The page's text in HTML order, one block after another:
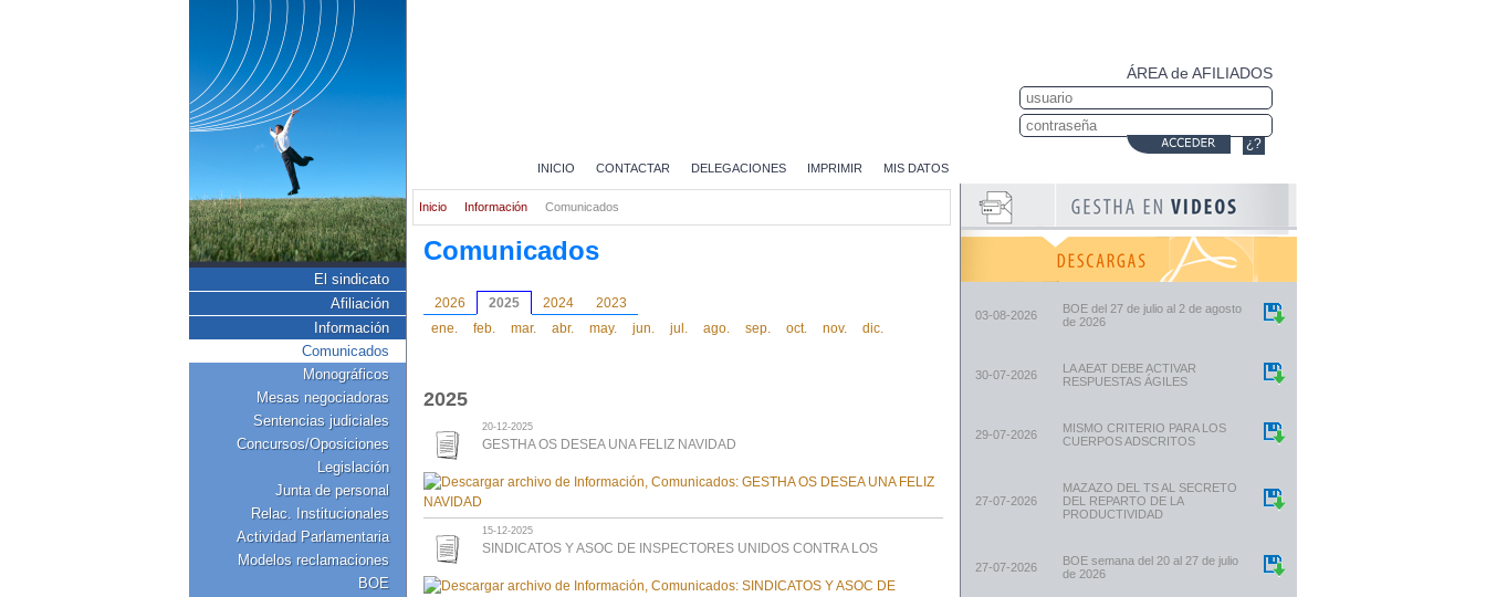
El sindicato
Afiliación
Información
Comunicados
Monográficos
Mesas negociadoras
Sentencias judiciales
Concursos/Oposiciones
Legislación
Junta de personal
Relac. Institucionales
Actividad Parlamentaria
Modelos reclamaciones
BOE
ÁREA de AFILIADOS
¿?
INICIO CONTACTAR DELEGACIONES IMPRIMIR MIS DATOS
Inicio Información Comunicados
Comunicados
2026 2025 2024
2023
ene.
feb. mar. abr. may. jun. jul. ago. sep. oct. nov. dic.
2025
20-12-2025
GESTHA OS DESEA UNA FELIZ NAVIDAD
15-12-2025
SINDICATOS Y ASOC DE INSPECTORES UNIDOS CONTRA LOS
03-08-2026
BOE del 27 de julio al 2 de agosto
de 2026
30-07-2026
LA AEAT DEBE ACTIVAR
RESPUESTAS ÁGILES
29-07-2026
MISMO CRITERIO PARA LOS
CUERPOS ADSCRITOS
27-07-2026
MAZAZO DEL TS AL SECRETO
DEL REPARTO DE LA
PRODUCTIVIDAD
27-07-2026
BOE semana del 20 al 27 de julio
de 2026